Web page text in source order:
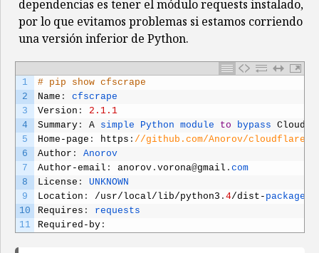
dependencias es tener el módulo requests instalado,
por lo que evitamos problemas si estamos corriendo
una versión inferior de Python.
1
2
3
4
5
6
7
8
9
10
11
# pip show cfscrape
Name :
cfscrape
Version :
2.1.1
Summary : A simple Python module to bypass
Home - page : https : //github.com/Anorov/cloudflare-
Author :
Anorov
Author -email : anorov . vorona@gmail . com
License :
UNKNOWN
Location : /usr/local/lib/python3 . 4/dist - packages
Requires :
requests
Required - by :